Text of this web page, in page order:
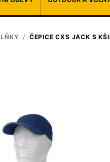
/ ČEPICE CXS JACK S